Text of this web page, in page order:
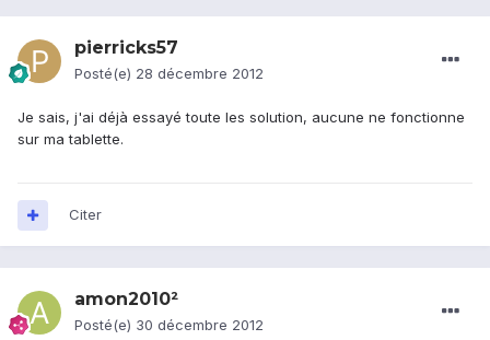
pierricks57
Posté(e) 28 décembre 2012
Je sais, j'ai déjà essayé toute les solution, aucune ne fonctionne
sur ma tablette.
Citer
amon2010²
Posté(e) 30 décembre 2012